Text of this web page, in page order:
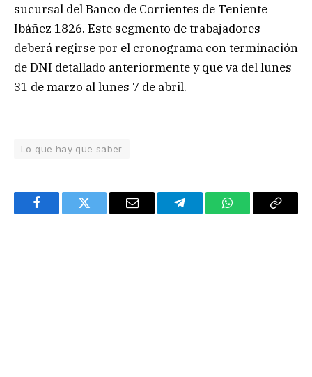
sucursal del Banco de Corrientes de Teniente
Ibáñez 1826. Este segmento de trabajadores
deberá regirse por el cronograma con terminación
de DNI detallado anteriormente y que va del lunes
31 de marzo al lunes 7 de abril.
Lo que hay que saber
FacebookTwitter Email TelegramWhatsAppCopy